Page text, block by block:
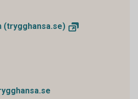
(trygghansa.se)